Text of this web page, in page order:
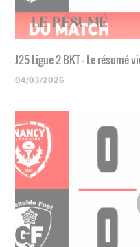
J25 Ligue 2 BKT - Le résumé
04/03/2026